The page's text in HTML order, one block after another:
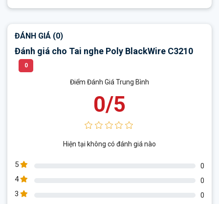
ĐÁNH GIÁ (0)
Đánh giá cho Tai nghe Poly BlackWire C3210
0
Điểm Đánh Giá Trung Bình
0/5
Hiện tại không có đánh giá nào
5 0
4 0
3 0